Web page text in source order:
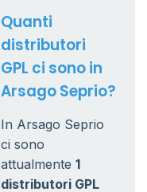
Quanti
distributori
GPL ci sono in
Arsago Seprio?
In Arsago Seprio
ci sono
attualmente 1
distributori GPL